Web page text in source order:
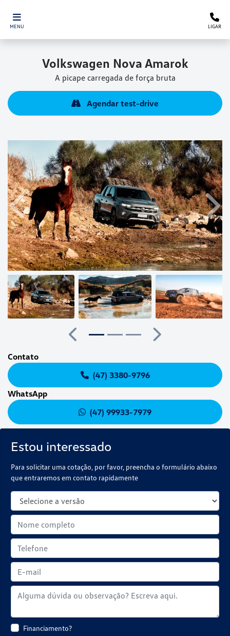
MENU LIGAR
Volkswagen Nova Amarok
A picape carregada de força bruta
Agendar test-drive
Estou interessado
Para solicitar uma cotação, por favor, preencha o formulário abaixo
que entraremos em contato rapidamente
Financiamento?
Anterior
Anterior
Próximo
Contato
(47) 3380-9796
WhatsApp
(47) 99933-7979